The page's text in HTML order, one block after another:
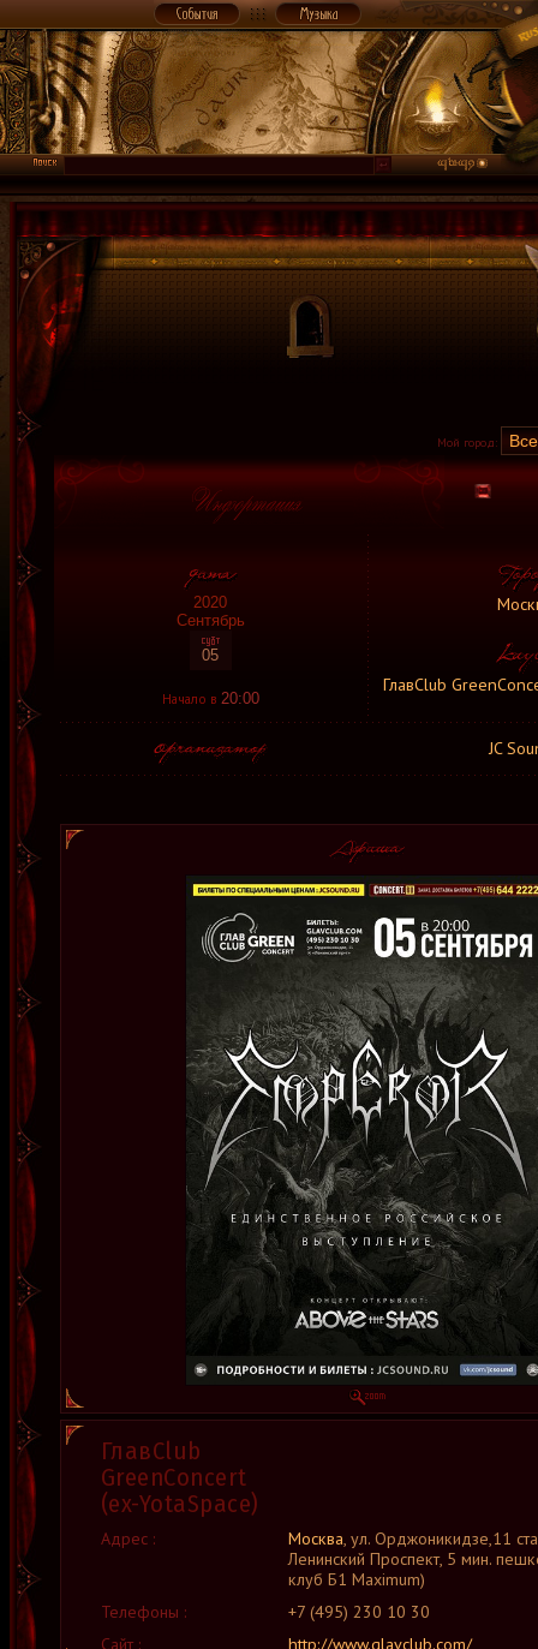
Мой город:
2020
Сентябрь
05
Начало в 20:00
ГлавClub
JC
ГлавClub
GreenConcert
(ex-YotaSpace)
Адрес : Москва, ул. Орджоникидзе,11
Ленинский Проспект, 5 мин.
клуб Б1 Maximum)
Телефоны :
+7 (495) 230 10 30
Сайт :
http://www.glavclub.com/